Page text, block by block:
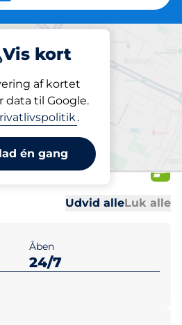
Vis kort
af kortet
data til Google.
.
én gang
Abonnement
på stedet
Udvid alleLuk alle
Åben
24/7